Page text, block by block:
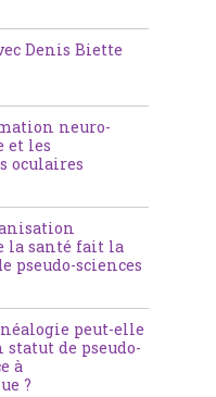
Denis Biette
neuro-
et les
oculaires
la santé fait la
pseudo-sciences
peut-elle
de pseudo-
à
?